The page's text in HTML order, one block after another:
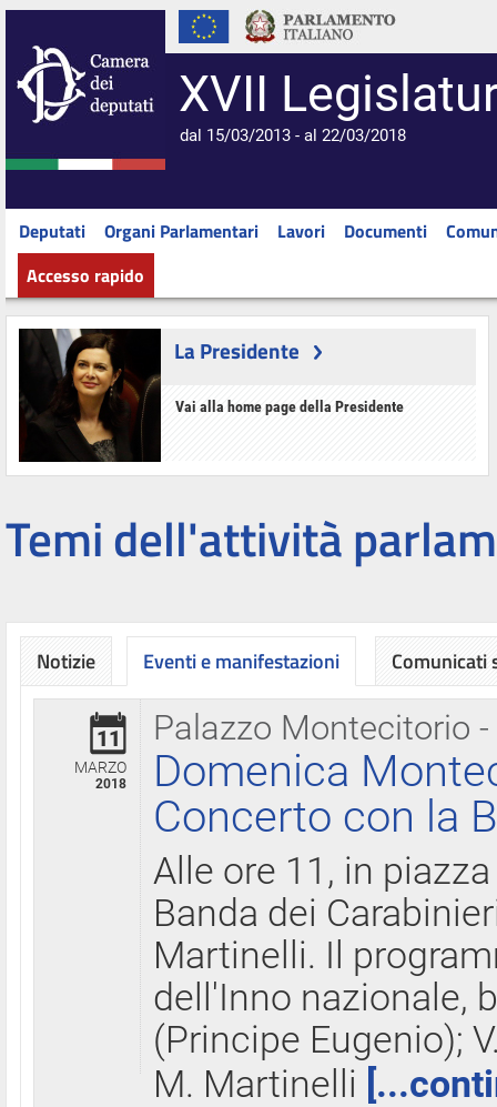
XVII
dal 15/03/2013 - al 22/03/2018
Deputati Organi Parlamentari Lavori Documenti
Accesso rapido
La Presidente
Vai alla home page della Presidente
Temi dell'attività
Notizie Eventi e manifestazioni
Palazzo Montecitorio
11
MARZO
2018
Domenica
Concerto con la
Alle ore 11, in
Banda dei
Martinelli. Il
dell'Inno nazionale,
(Principe Eugenio);
M. Martinelli
Comunicati